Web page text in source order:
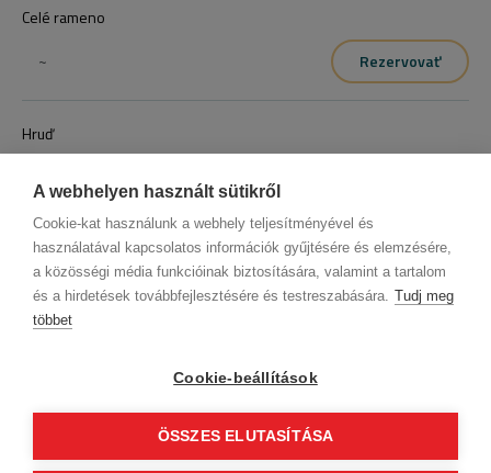
A webhelyen használt sütikről
Cookie-kat használunk a webhely teljesítményével és
használatával kapcsolatos információk gyűjtésére és elemzésére,
a közösségi média funkcióinak biztosítására, valamint a tartalom
és a hirdetések továbbfejlesztésére és testreszabására. Tudj meg
többet
Cookie-beállítások
ÖSSZES ELUTASÍTÁSA
Celé rameno
~
Rezervovať
Hruď
Sledujte nás!